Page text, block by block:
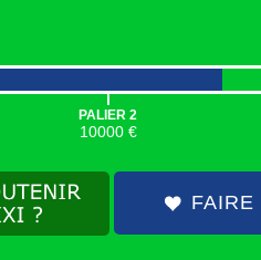
|
PALIER 2
10000 €
FAIRE